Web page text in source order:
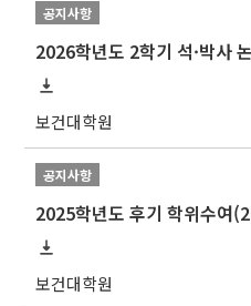
공지사항
보건대학원
공지사항
보건대학원